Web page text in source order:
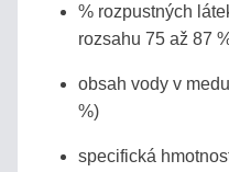
% rozpustných
rozsahu 75 až 87
obsah vody v
%)
specifická